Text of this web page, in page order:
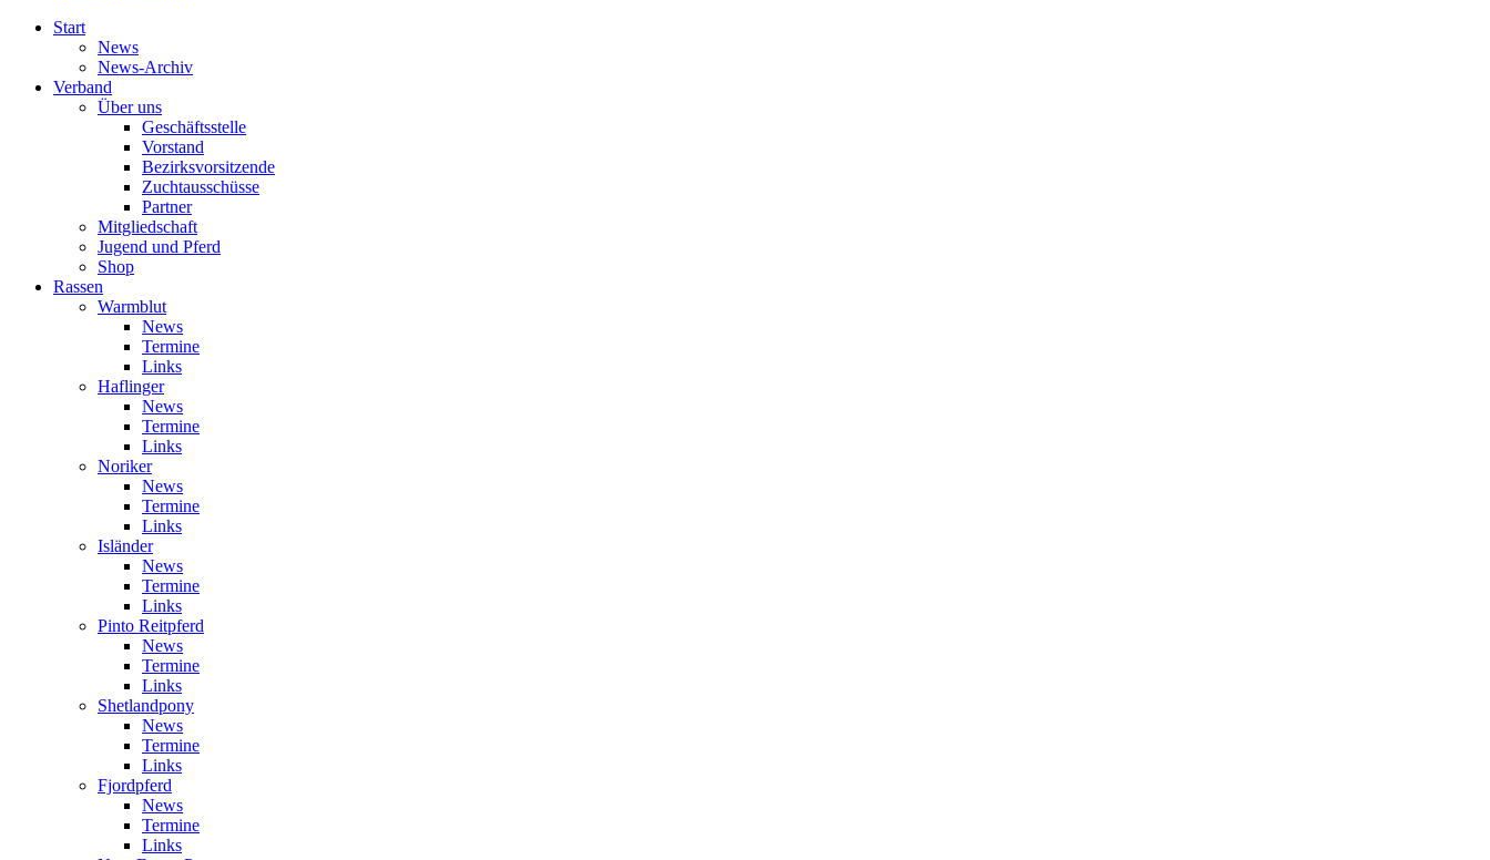
Start
News
News-Archiv
Verband
Über uns
Geschäftsstelle
Vorstand
Bezirksvorsitzende
Zuchtausschüsse
Partner
Mitgliedschaft
Jugend und Pferd
Shop
Rassen
Warmblut
News
Termine
Links
Haflinger
News
Termine
Links
Noriker
News
Termine
Links
Isländer
News
Termine
Links
Pinto Reitpferd
News
Termine
Links
Shetlandpony
News
Termine
Links
Fjordpferd
News
Termine
Links